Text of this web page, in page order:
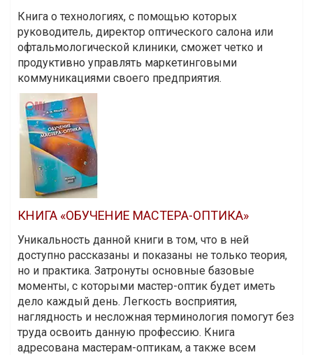
Книга о технологиях, с помощью которых
руководитель, директор оптического салона или
офтальмологической клиники, сможет четко и
продуктивно управлять маркетинговыми
коммуникациями своего предприятия.
КНИГА «ОБУЧЕНИЕ МАСТЕРА-ОПТИКА»
Уникальность данной книги в том, что в ней
доступно рассказаны и показаны не только теория,
но и практика. Затронуты основные базовые
моменты, с которыми мастер-оптик будет иметь
дело каждый день. Легкость восприятия,
наглядность и несложная терминология помогут без
труда освоить данную профессию. Книга
адресована мастерам-оптикам, а также всем